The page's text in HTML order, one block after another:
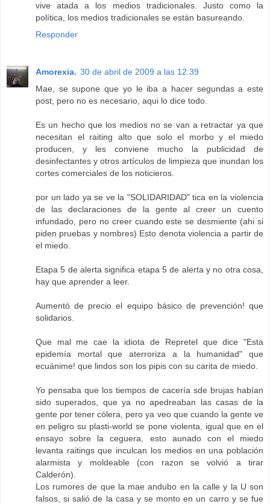
vive atada a los medios tradicionales. Justo como la
política, los medios tradicionales se están basureando.
Responder
Amorexia. 30 de abril de 2009 a las 12:39
Mae, se supone que yo le iba a hacer segundas a este
post, pero no es necesario, aqui lo dice todo.
Es un hecho que los medios no se van a retractar ya que
necesitan el raiting alto que solo el morbo y el miedo
producen, y les conviene mucho la publicidad de
desinfectantes y otros artículos de limpieza que inundan los
cortes comerciales de los noticieros.
por un lado ya se ve la "SOLIDARIDAD" tica en la violencia
de las declaraciones de la gente al creer un cuento
infundado, pero no creer cuando este se desmiente (ahi si
piden pruebas y nombres) Esto denota violencia a partir de
el miedo.
Etapa 5 de alerta significa etapa 5 de alerta y no otra cosa,
hay que aprender a leer.
Aumentó de precio el equipo básico de prevención! que
solidarios.
Que mal me cae la idiota de Repretel que dice "Esta
epidemía mortal que aterroriza a la humanidad" que
ecuánime! que lindos son los pipis con su carita de miedo.
Yo pensaba que los tiempos de cacería sde brujas habían
sido superados, que ya no apedreaban las casas de la
gente por tener cólera, pero ya veo que cuando la gente ve
en peligro su plasti-world se pone violenta, igual que en el
ensayo sobre la ceguera, esto aunado con el miedo
levanta raitings que inculcan los medios en una población
alarmista y moldeable (con razon se volvió a tirar
Calderón).
Los rumores de que la mae andubo en la calle y la U son
falsos, si salió de la casa y se monto en un carro y se fue